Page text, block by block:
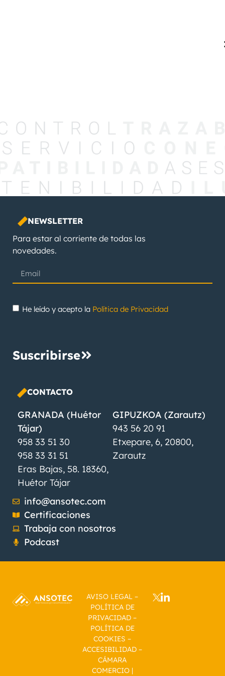
NEWSLETTER
Para estar al corriente de todas las
novedades.
He leído y acepto la Política de Privacidad
Suscribirse
CONTACTO
GRANADA (Huétor
Tájar)
958 33 51 30
958 33 31 51
Eras Bajas, 58. 18360,
Huétor Tájar
GIPUZKOA (Zarautz)
943 56 20 91
Etxepare, 6, 20800,
Zarautz
info@ansotec.com
Certificaciones
Trabaja con nosotros
Podcast
AVISO LEGAL –
POLÍTICA DE
PRIVACIDAD –
POLÍTICA DE
COOKIES –
ACCESIBILIDAD –
CÁMARA
COMERCIO|